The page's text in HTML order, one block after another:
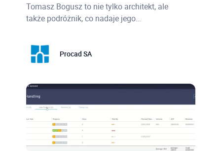
Tomasz Bogusz to nie tylko architekt, ale
także podróżnik, co nadaje jego…
Procad SA